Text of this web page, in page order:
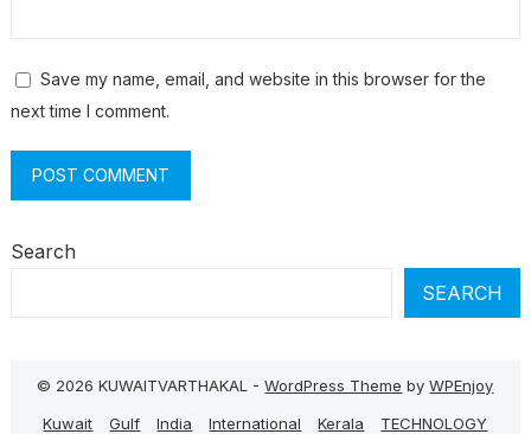
Save my name, email, and website in this browser for the
next time I comment.
Search
SEARCH
© 2026 KUWAITVARTHAKAL -WordPress Theme byWPEnjoy
Kuwait
Gulf India International Kerala TECHNOLOGY